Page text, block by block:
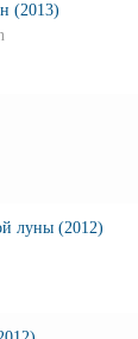
(2013)
луны (2012)